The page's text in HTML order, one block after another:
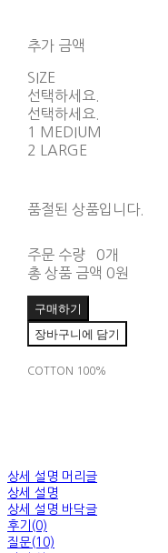
추가 금액
SIZE
선택하세요.
선택하세요.
1 MEDIUM
2 LARGE
품절된 상품입니다.
주문 수량
0개
총 상품 금액 0원
구매하기
장바구니에 담기
COTTON 100%
상세 설명 머리글
상세 설명
상세 설명 바닥글
후기(0)
질문(10)